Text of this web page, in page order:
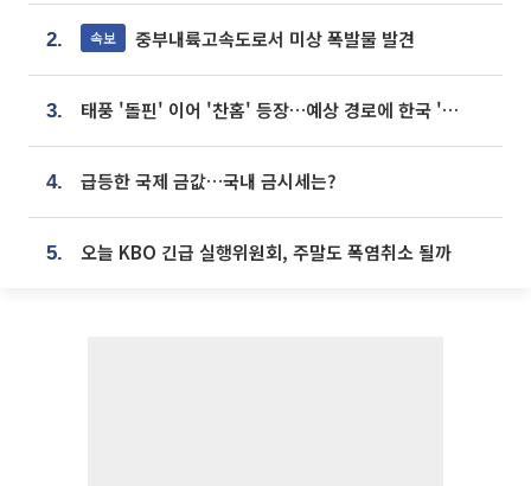
2. 속보 중부내륙고속도로서 미상 폭발물 발견
3. 태풍 '돌핀' 이어 '찬홈' 등장…예상 경로에 한국 '한숨'
4. 급등한 국제 금값…국내 금시세는?
5. 오늘 KBO 긴급 실행위원회, 주말도 폭염취소 될까